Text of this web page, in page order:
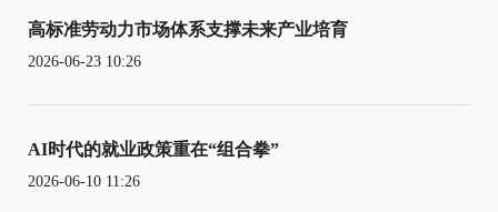
高标准劳动力市场体系支撑未来产业培育
2026-06-23 10:26
AI时代的就业政策重在“组合拳”
2026-06-10 11:26